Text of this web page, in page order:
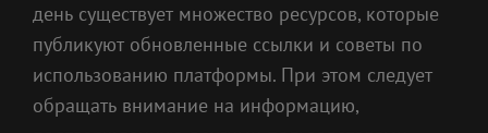
день существует множество ресурсов, которые
публикуют обновленные ссылки и советы по
использованию платформы. При этом следует
обращать внимание на информацию,